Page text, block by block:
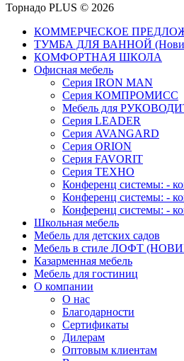
Торнадо PLUS © 2026
КОММЕРЧЕСКОЕ
ТУМБА ДЛЯ ВАННОЙ
КОМФОРТНАЯ ШКОЛА
Офисная мебель
Серия IRON MAN
Серия КОМПРОМИСС
Мебель для
Серия LEADER
Серия AVANGARD
Серия ORION
Серия FAVORIT
Серия ТЕХНО
Конференц системы: -
Конференц системы: -
Конференц системы: -
Школьная мебель
Мебель для детских садов
Мебель в стиле ЛОФТ
Казарменная мебель
Мебель для гостиниц
О компании
О нас
Благодарности
Сертификаты
Дилерам
Оптовым клиентам